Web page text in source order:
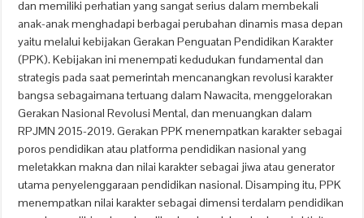
dan memiliki perhatian yang sangat serius dalam membekali
anak-anak menghadapi berbagai perubahan dinamis masa depan
yaitu melalui kebijakan Gerakan Penguatan Pendidikan Karakter
(PPK). Kebijakan ini menempati kedudukan fundamental dan
strategis pada saat pemerintah mencanangkan revolusi karakter
bangsa sebagaimana tertuang dalam Nawacita, menggelorakan
Gerakan Nasional Revolusi Mental, dan menuangkan dalam
RPJMN 2015-2019. Gerakan PPK menempatkan karakter sebagai
poros pendidikan atau platforma pendidikan nasional yang
meletakkan makna dan nilai karakter sebagai jiwa atau generator
utama penyelenggaraan pendidikan nasional. Disamping itu, PPK
menempatkan nilai karakter sebagai dimensi terdalam pendidikan